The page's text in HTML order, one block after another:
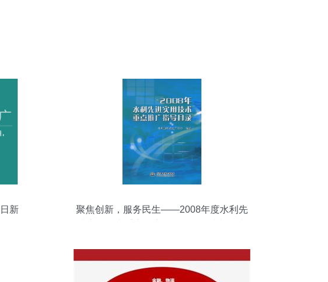
新
聚焦创新，服务民生——2008年度水利先